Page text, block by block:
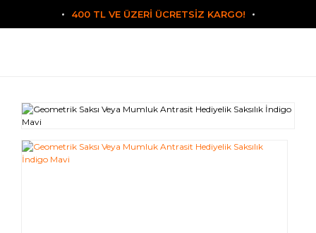
400 TL VE ÜZERİ ÜCRETSİZ KARGO!